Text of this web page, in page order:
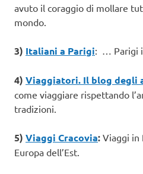
avuto il coraggio di mollare
mondo.
3) Italiani a Parigi: … Parigi
4) Viaggiatori. Il blog degli
come viaggiare rispettando
tradizioni.
5) Viaggi Cracovia: Viaggi in
Europa dell’Est.